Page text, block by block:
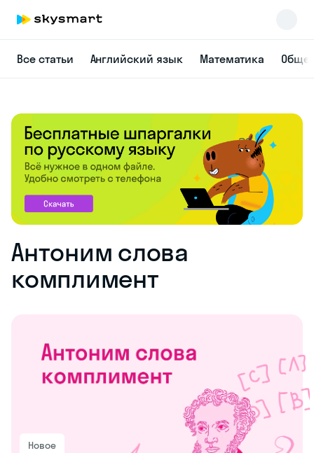
Все статьи Английский язык Математика
Антоним слова
комплимент
Новое